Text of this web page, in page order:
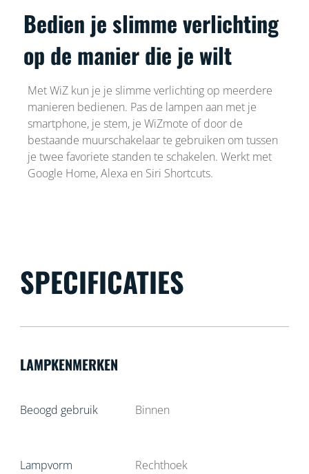
Bedien je slimme verlichting
op de manier die je wilt
Met WiZ kun je je slimme verlichting op meerdere
manieren bedienen. Pas de lampen aan met je
smartphone, je stem, je WiZmote of door de
bestaande muurschakelaar te gebruiken om tussen
je twee favoriete standen te schakelen. Werkt met
Google Home, Alexa en Siri Shortcuts.
SPECIFICATIES
LAMPKENMERKEN
Beoogd gebruik Binnen
Lampvorm Rechthoek